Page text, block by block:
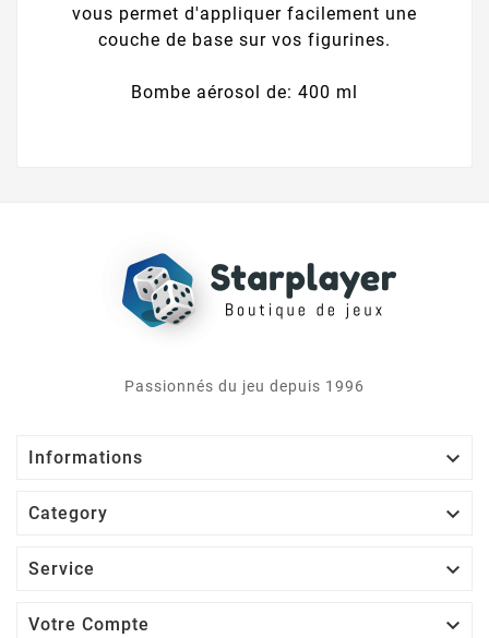
vous permet d'appliquer facilement une
couche de base sur vos figurines.
Bombe aérosol de: 400 ml
Passionnés du jeu depuis 1996
Informations 
Category 
Service 
Votre Compte 